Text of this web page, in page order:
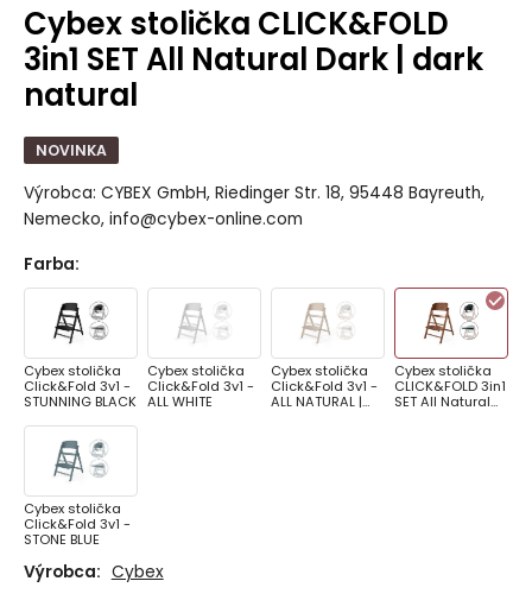
Cybex stolička CLICK&FOLD
3in1 SET All Natural Dark | dark
natural
NOVINKA
Výrobca: CYBEX GmbH, Riedinger Str. 18, 95448 Bayreuth,
Nemecko, info@cybex-online.com
Farba:
Cybex stolička
Click&Fold 3v1 -
STUNNING BLACK
Cybex stolička
Click&Fold 3v1 -
ALL WHITE
Cybex stolička
Click&Fold 3v1 -
ALL NATURAL |
Cybex stolička
CLICK&FOLD 3in1
SET All Natural
Cybex stolička
Click&Fold 3v1 -
STONE BLUE
Výrobca: Cybex